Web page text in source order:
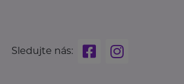
Sledujte nás: